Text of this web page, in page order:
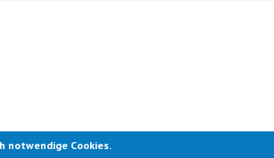
notwendige Cookies.